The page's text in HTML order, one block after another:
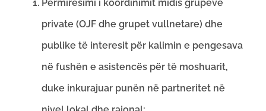
Përmirësimi i koordinimit midis grupeve
private (OJF dhe grupet vullnetare) dhe
publike të interesit për kalimin e pengesava
në fushën e asistencës për të moshuarit,
duke inkurajuar punën në partneritet në